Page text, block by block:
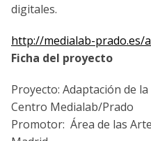
digitales.
http://medialab-prado.es/
Ficha del proyecto
Proyecto: Adaptación de
Centro Medialab/Prado
Promotor: Área de las